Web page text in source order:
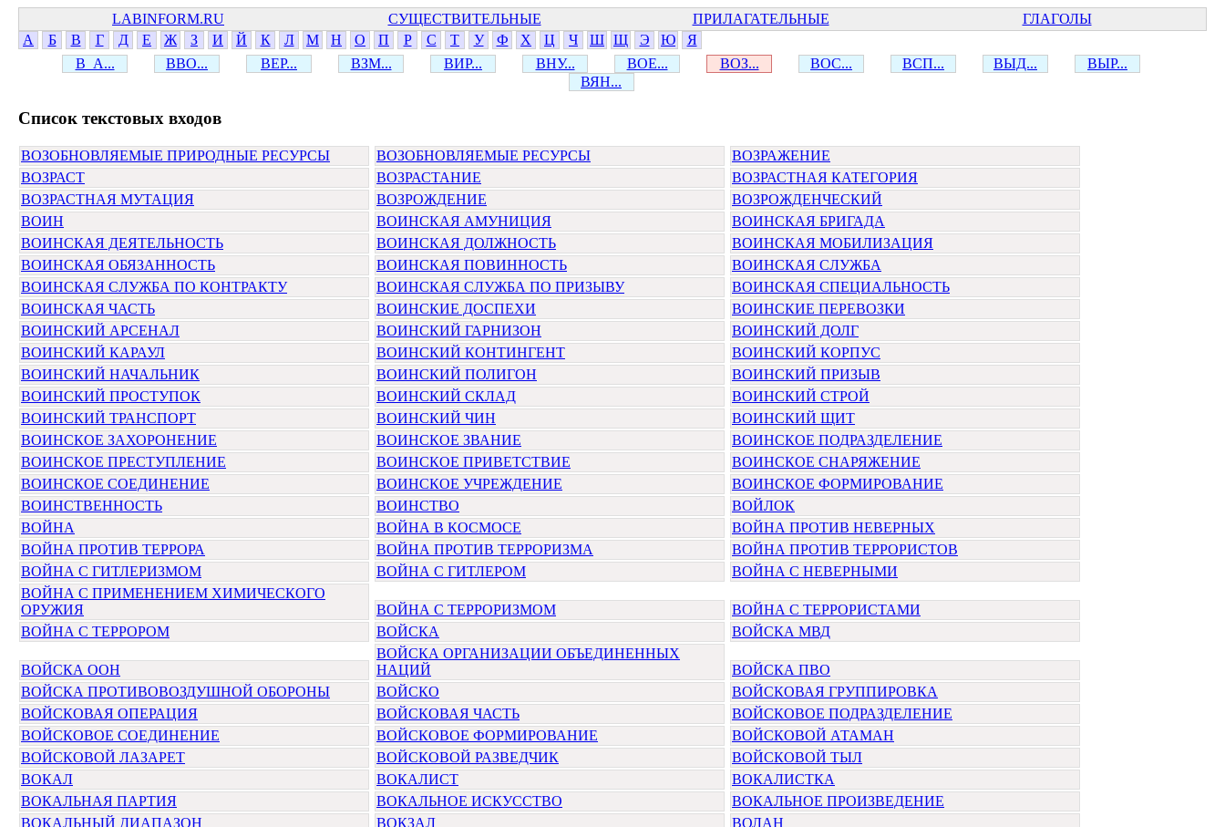
LABINFORM.RU СУЩЕСТВИТЕЛЬНЫЕ ПРИЛАГАТЕЛЬНЫЕ
ГЛАГОЛЫ
А
Б В Г Д Е Ж З И Й К Л М Н О П Р С Т У Ф Х Ц Ч Ш Щ Э Ю
Я
В_А...
ВВО... ВЕР... ВЗМ... ВИР... ВНУ... ВОЕ... ВОЗ... ВОС... ВСП... ВЫД...
ВЫР...
ВЯН...
Cписок текстовых входов
ВОЗОБНОВЛЯЕМЫЕ ПРИРОДНЫЕ РЕСУРСЫ ВОЗОБНОВЛЯЕМЫЕ РЕСУРСЫ
ВОЗРАЖЕНИЕ
ВОЗРАСТ
ВОЗРАСТАНИЕ
ВОЗРАСТНАЯ КАТЕГОРИЯ
ВОЗРАСТНАЯ МУТАЦИЯ
ВОЗРОЖДЕНИЕ
ВОЗРОЖДЕНЧЕСКИЙ
ВОИН
ВОИНСКАЯ АМУНИЦИЯ
ВОИНСКАЯ БРИГАДА
ВОИНСКАЯ ДЕЯТЕЛЬНОСТЬ
ВОИНСКАЯ ДОЛЖНОСТЬ
ВОИНСКАЯ МОБИЛИЗАЦИЯ
ВОИНСКАЯ ОБЯЗАННОСТЬ
ВОИНСКАЯ ПОВИННОСТЬ
ВОИНСКАЯ СЛУЖБА
ВОИНСКАЯ СЛУЖБА ПО КОНТРАКТУ
ВОИНСКАЯ СЛУЖБА ПО ПРИЗЫВУ
ВОИНСКАЯ СПЕЦИАЛЬНОСТЬ
ВОИНСКАЯ ЧАСТЬ
ВОИНСКИЕ ДОСПЕХИ
ВОИНСКИЕ ПЕРЕВОЗКИ
ВОИНСКИЙ АРСЕНАЛ
ВОИНСКИЙ ГАРНИЗОН
ВОИНСКИЙ ДОЛГ
ВОИНСКИЙ КАРАУЛ
ВОИНСКИЙ КОНТИНГЕНТ
ВОИНСКИЙ КОРПУС
ВОИНСКИЙ НАЧАЛЬНИК
ВОИНСКИЙ ПОЛИГОН
ВОИНСКИЙ ПРИЗЫВ
ВОИНСКИЙ ПРОСТУПОК
ВОИНСКИЙ СКЛАД
ВОИНСКИЙ СТРОЙ
ВОИНСКИЙ ТРАНСПОРТ
ВОИНСКИЙ ЧИН
ВОИНСКИЙ ЩИТ
ВОИНСКОЕ ЗАХОРОНЕНИЕ
ВОИНСКОЕ ЗВАНИЕ
ВОИНСКОЕ ПОДРАЗДЕЛЕНИЕ
ВОИНСКОЕ ПРЕСТУПЛЕНИЕ
ВОИНСКОЕ ПРИВЕТСТВИЕ
ВОИНСКОЕ СНАРЯЖЕНИЕ
ВОИНСКОЕ СОЕДИНЕНИЕ
ВОИНСКОЕ УЧРЕЖДЕНИЕ
ВОИНСКОЕ ФОРМИРОВАНИЕ
ВОИНСТВЕННОСТЬ
ВОИНСТВО
ВОЙЛОК
ВОЙНА
ВОЙНА В КОСМОСЕ
ВОЙНА ПРОТИВ НЕВЕРНЫХ
ВОЙНА ПРОТИВ ТЕРРОРА
ВОЙНА ПРОТИВ ТЕРРОРИЗМА
ВОЙНА ПРОТИВ ТЕРРОРИСТОВ
ВОЙНА С ГИТЛЕРИЗМОМ
ВОЙНА С ГИТЛЕРОМ
ВОЙНА С НЕВЕРНЫМИ
ВОЙНА С ПРИМЕНЕНИЕМ ХИМИЧЕСКОГО
ОРУЖИЯ
ВОЙНА С ТЕРРОРИЗМОМ
ВОЙНА С ТЕРРОРИСТАМИ
ВОЙНА С ТЕРРОРОМ
ВОЙСКА ВОЙСКА МВД
ВОЙСКА ООН
ВОЙСКА ОРГАНИЗАЦИИ ОБЪЕДИНЕННЫХ
НАЦИЙ
ВОЙСКА ПВО
ВОЙСКА ПРОТИВОВОЗДУШНОЙ ОБОРОНЫ
ВОЙСКО
ВОЙСКОВАЯ ГРУППИРОВКА
ВОЙСКОВАЯ ОПЕРАЦИЯ
ВОЙСКОВАЯ ЧАСТЬ
ВОЙСКОВОЕ ПОДРАЗДЕЛЕНИЕ
ВОЙСКОВОЕ СОЕДИНЕНИЕ
ВОЙСКОВОЕ ФОРМИРОВАНИЕ
ВОЙСКОВОЙ АТАМАН
ВОЙСКОВОЙ ЛАЗАРЕТ
ВОЙСКОВОЙ РАЗВЕДЧИК
ВОЙСКОВОЙ ТЫЛ
ВОКАЛ
ВОКАЛИСТ
ВОКАЛИСТКА
ВОКАЛЬНАЯ ПАРТИЯ
ВОКАЛЬНОЕ ИСКУССТВО
ВОКАЛЬНОЕ ПРОИЗВЕДЕНИЕ
ВОКАЛЬНЫЙ ДИАПАЗОН
ВОКЗАЛ
ВОЛАН